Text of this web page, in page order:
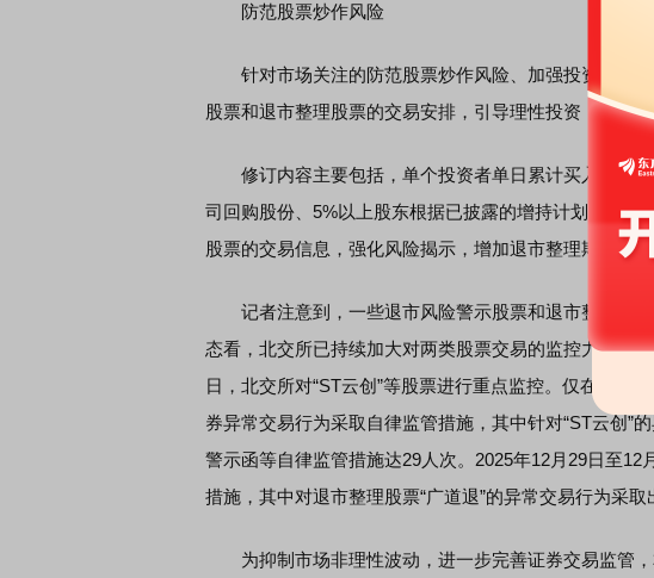
防范股票炒作风险
针对市场关注的防范股票炒作风险、加强投资者保护
股票和退市整理股票的交易安排，引导理性投资，维护市
修订内容主要包括，单个投资者单日累计买入单只风
司回购股份、5%以上股东根据已披露的增持计划增持股
股票的交易信息，强化风险揭示，增加退市整理期间交
记者注意到，一些退市风险警示股票和退市整理股票
态看，北交所已持续加大对两类股票交易的监控力度。
日，北交所对“ST云创”等股票进行重点监控。仅在2026
券异常交易行为采取自律监管措施，其中针对“ST云创”
警示函等自律监管措施达29人次。2025年12月29日至
措施，其中对退市整理股票“广道退”的异常交易行为采取
为抑制市场非理性波动，进一步完善证券交易监管，